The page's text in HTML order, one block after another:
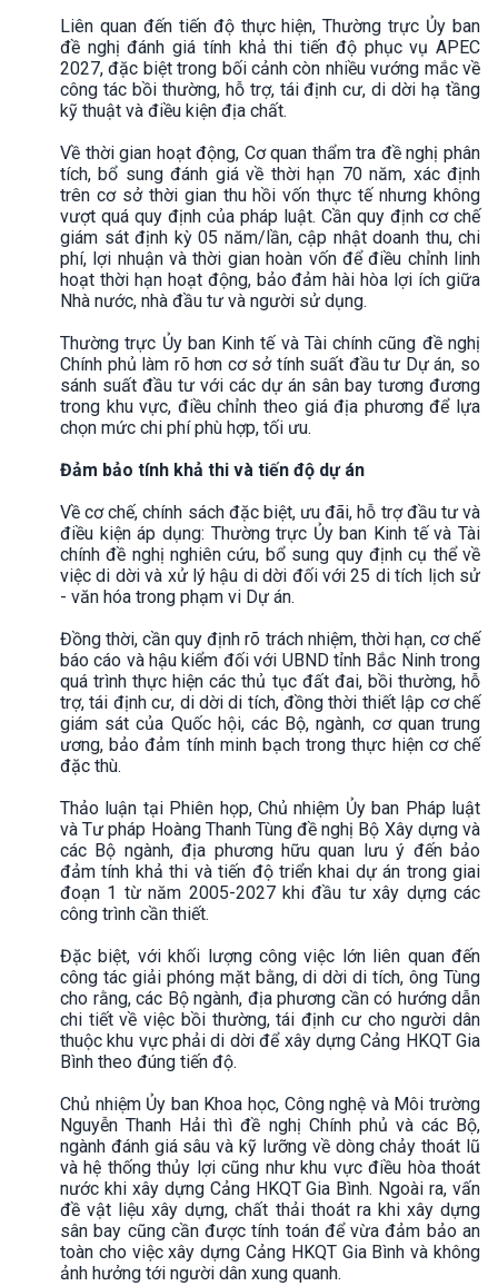
Liên quan đến tiến độ thực hiện, Thường trực Ủy ban
đề nghị đánh giá tính khả thi tiến độ phục vụ APEC
2027, đặc biệt trong bối cảnh còn nhiều vướng mắc về
công tác bồi thường, hỗ trợ, tái định cư, di dời hạ tầng
kỹ thuật và điều kiện địa chất.
Về thời gian hoạt động, Cơ quan thẩm tra đề nghị phân
tích, bổ sung đánh giá về thời hạn 70 năm, xác định
trên cơ sở thời gian thu hồi vốn thực tế nhưng không
vượt quá quy định của pháp luật. Cần quy định cơ chế
giám sát định kỳ 05 năm/lần, cập nhật doanh thu, chi
phí, lợi nhuận và thời gian hoàn vốn để điều chỉnh linh
hoạt thời hạn hoạt động, bảo đảm hài hòa lợi ích giữa
Nhà nước, nhà đầu tư và người sử dụng.
Thường trực Ủy ban Kinh tế và Tài chính cũng đề nghị
Chính phủ làm rõ hơn cơ sở tính suất đầu tư Dự án, so
sánh suất đầu tư với các dự án sân bay tương đương
trong khu vực, điều chỉnh theo giá địa phương để lựa
chọn mức chi phí phù hợp, tối ưu.
Đảm bảo tính khả thi và tiến độ dự án
Về cơ chế, chính sách đặc biệt, ưu đãi, hỗ trợ đầu tư và
điều kiện áp dụng: Thường trực Ủy ban Kinh tế và Tài
chính đề nghị nghiên cứu, bổ sung quy định cụ thể về
việc di dời và xử lý hậu di dời đối với 25 di tích lịch sử
- văn hóa trong phạm vi Dự án.
Đồng thời, cần quy định rõ trách nhiệm, thời hạn, cơ chế
báo cáo và hậu kiểm đối với UBND tỉnh Bắc Ninh trong
quá trình thực hiện các thủ tục đất đai, bồi thường, hỗ
trợ, tái định cư, di dời di tích, đồng thời thiết lập cơ chế
giám sát của Quốc hội, các Bộ, ngành, cơ quan trung
ương, bảo đảm tính minh bạch trong thực hiện cơ chế
đặc thù.
Thảo luận tại Phiên họp, Chủ nhiệm Ủy ban Pháp luật
và Tư pháp Hoàng Thanh Tùng đề nghị Bộ Xây dựng và
các Bộ ngành, địa phương hữu quan lưu ý đến bảo
đảm tính khả thi và tiến độ triển khai dự án trong giai
đoạn 1 từ năm 2005-2027 khi đầu tư xây dựng các
công trình cần thiết.
Đặc biệt, với khối lượng công việc lớn liên quan đến
công tác giải phóng mặt bằng, di dời di tích, ông Tùng
cho rằng, các Bộ ngành, địa phương cần có hướng dẫn
chi tiết về việc bồi thường, tái định cư cho người dân
thuộc khu vực phải di dời để xây dựng Cảng HKQT Gia
Bình theo đúng tiến độ.
Chủ nhiệm Ủy ban Khoa học, Công nghệ và Môi trường
Nguyễn Thanh Hải thì đề nghị Chính phủ và các Bộ,
ngành đánh giá sâu và kỹ lưỡng về dòng chảy thoát lũ
và hệ thống thủy lợi cũng như khu vực điều hòa thoát
nước khi xây dựng Cảng HKQT Gia Bình. Ngoài ra, vấn
đề vật liệu xây dựng, chất thải thoát ra khi xây dựng
sân bay cũng cần được tính toán để vừa đảm bảo an
toàn cho việc xây dựng Cảng HKQT Gia Bình và không
ảnh hưởng tới người dân xung quanh.